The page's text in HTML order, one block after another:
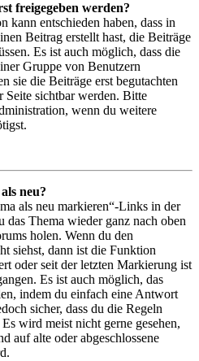
freigegeben werden?
kann entschieden haben, dass in
Beitrag erstellt hast, die Beiträge
Es ist auch möglich, dass die
Gruppe von Benutzern
sie die Beiträge erst begutachten
Seite sichtbar werden. Bitte
wenn du weitere
neu?
als neu markieren“-Links in der
das Thema wieder ganz nach oben
holen. Wenn du den
siehst, dann ist die Funktion
oder seit der letzten Markierung ist
Es ist auch möglich, das
indem du einfach eine Antwort
sicher, dass du die Regeln
wird meist nicht gerne gesehen,
auf alte oder abgeschlossene